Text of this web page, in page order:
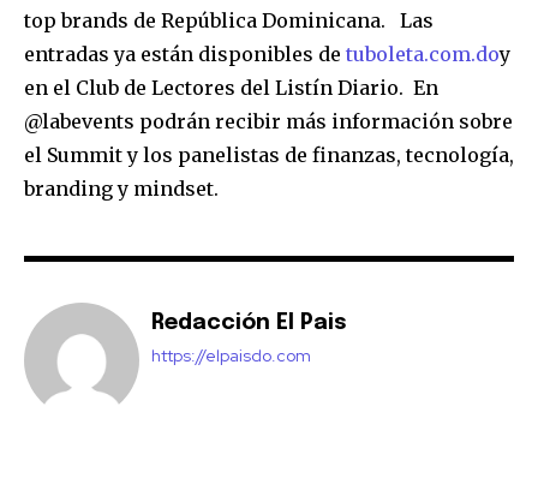
top brands de República Dominicana. Las
entradas ya están disponibles de tuboleta.com.doy
en el Club de Lectores del Listín Diario. En
@labevents podrán recibir más información sobre
el Summit y los panelistas de finanzas, tecnología,
branding y mindset.
Redacción El Pais
https://elpaisdo.com